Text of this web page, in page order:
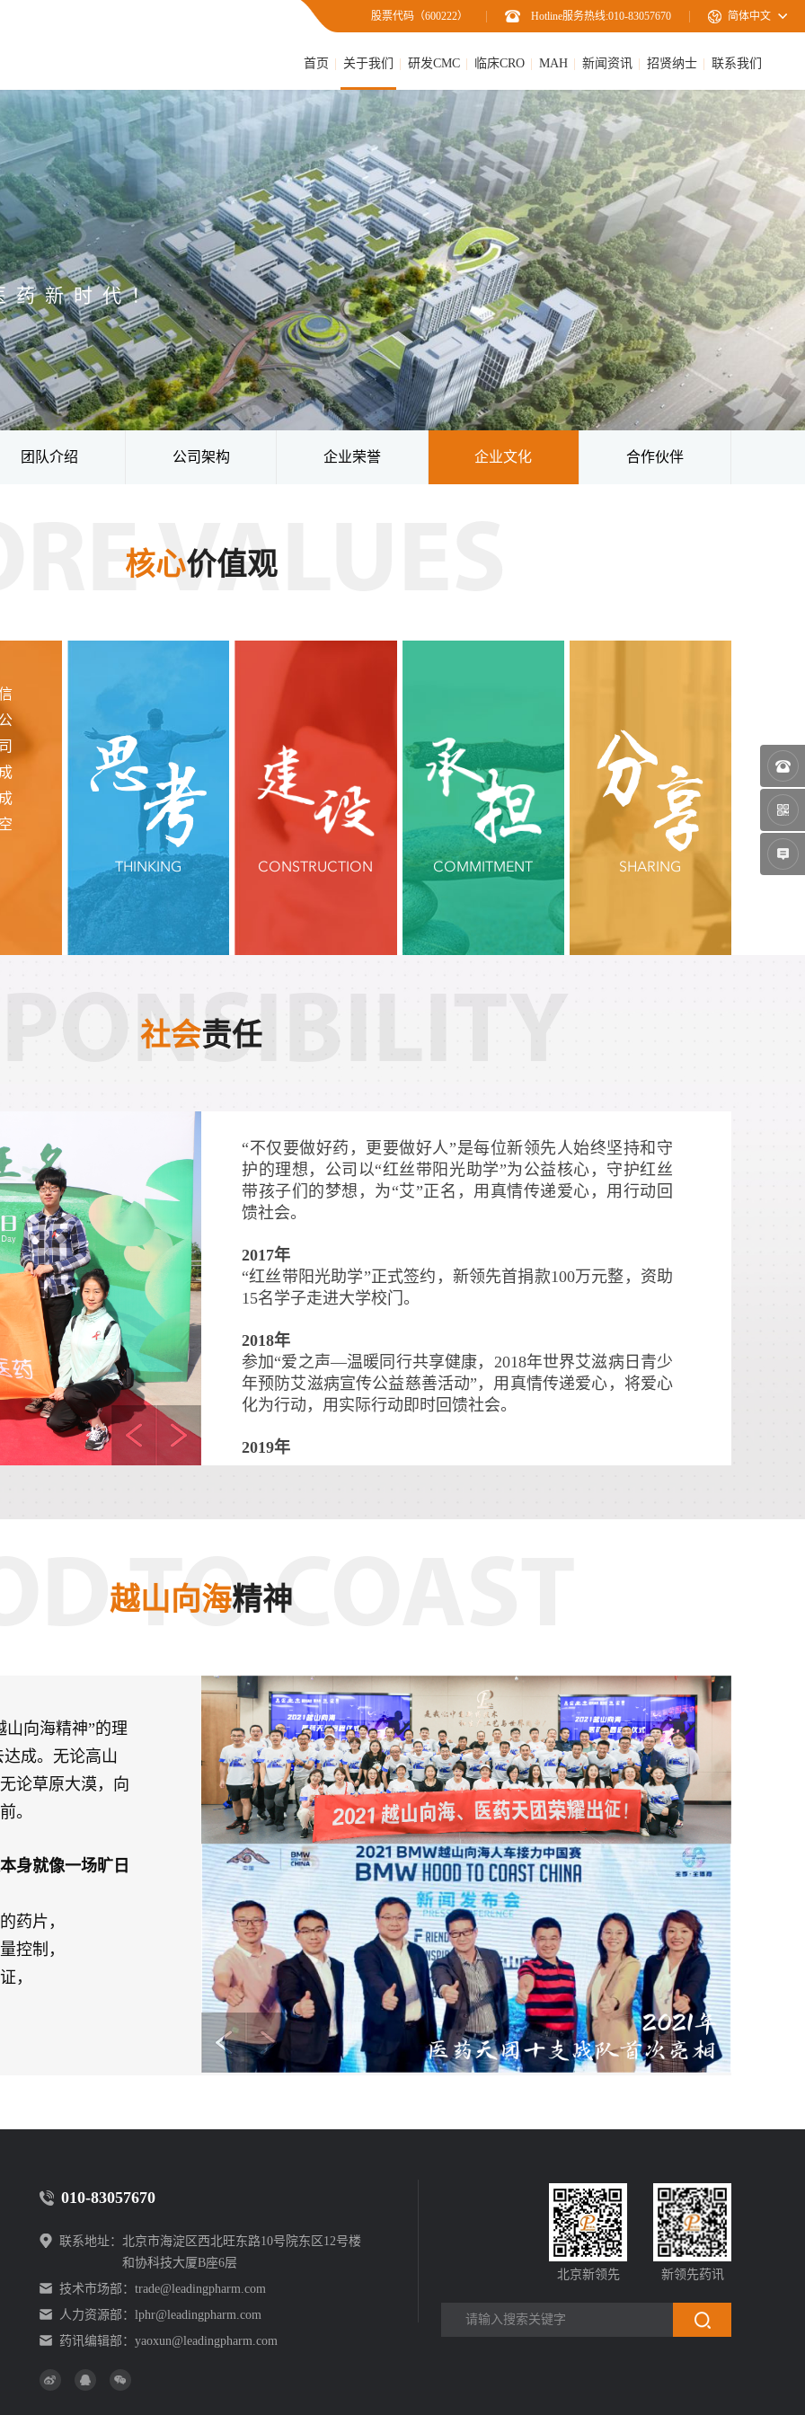
股票代码（600222） Hotline服务热线:010-83057670 简体中文
首页 关于我们 研发CMC 临床CRO MAH 新闻资讯 招贤纳士 联系我们
药新时代！
团队介绍 公司架构 企业荣誉 企业文化 合作伙伴
核心价值观
VALUES
THINKING CONSTRUCTION COMMITMENT SHARING
社会责任
“不仅要做好药，更要做好人”是每位新领先人始终坚持和守
护的理想，公司以“红丝带阳光助学”为公益核心，守护红丝
带孩子们的梦想，为“艾”正名，用真情传递爱心，用行动回
馈社会。
2017年
“红丝带阳光助学”正式签约，新领先首捐款100万元整，资助
15名学子走进大学校门。
2018年
参加“爱之声—温暖同行共享健康，2018年世界艾滋病日青少
年预防艾滋病宣传公益慈善活动”，用真情传递爱心，将爱心
化为行动，用实际行动即时回馈社会。
2019年
参加“第八届国际艾滋病反歧视午餐日”公益活动，守护他们
书记为核心的党中央周围，积极响应号召，捐款捐物助力甘
肃甘南州脱贫攻坚！
参加“第十届国际艾滋病反歧视午餐日”公益活动，支持红丝
带学校建设，关心红丝带学生成长；为兰大“萃英记忆工程”
丛书的刊印发行等捐款，为兰大精神的薪火相传作出贡献。
2022年
组织公司募捐，为红丝带学校献爱心；参加5.26国际反歧视
午餐日活动（线上），汇聚点滴力量，摘除有色眼镜，还孩
子正常生活环境。
越山向海精神
TO COAST
山向海精神”的理
成。无论高山
论草原大漠，向
。
身就像一场旷日
药片，
控制，
，
业跑，这是真正
010-83057670
联系地址： 北京市海淀区西北旺东路10号院东区12号楼
和协科技大厦B座6层
技术市场部：trade@leadingpharm.com
人力资源部：lphr@leadingpharm.com
药讯编辑部：yaoxun@leadingpharm.com
北京新领先 新领先药讯